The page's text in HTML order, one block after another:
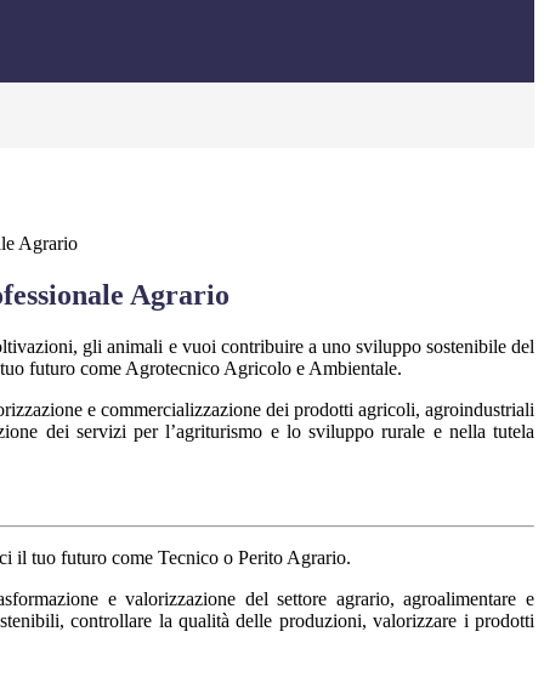
Agrario
Agrario
gli animali e vuoi contribuire a uno sviluppo sostenibile del
futuro come Agrotecnico Agricolo e Ambientale.
e commercializzazione dei prodotti agricoli, agroindustriali
dei servizi per l’agriturismo e lo sviluppo rurale e nella tutela
il tuo futuro come Tecnico o Perito Agrario.
e valorizzazione del settore agrario, agroalimentare e
controllare la qualità delle produzioni, valorizzare i prodotti